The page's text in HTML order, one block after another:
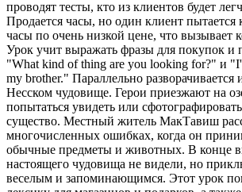
проводят тесты, кто из клиентов будет
Продается часы, но один клиент пытается
часы по очень низкой цене, что вызывает
Урок учит выражать фразы для покупок и
"What kind of thing are you looking for?" и
my brother." Параллельно разворачивается
Несском чудовище. Герои приезжают на
попытаться увидеть или
существо. Местный житель МакТавиш
многочисленных ошибках, когда он
обычные предметы и животных. В конце
настоящего чудовища не видели, но
веселым и запоминающимся. Этот урок